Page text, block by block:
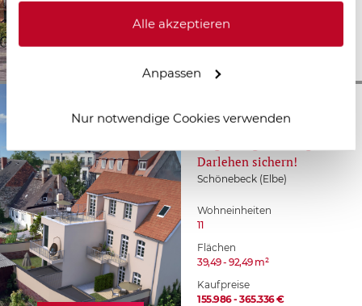
Alle akzeptieren
Anpassen
Nur notwendige Cookies verwenden
Zum Objekt
314.739 - 558.039 €
Denkmal kurz vor
Darlehen sichern!
Schönebeck (Elbe)
Wohneinheiten
11
Flächen
39,49 - 92,49 m²
Kaufpreise
155.986 - 365.336 €